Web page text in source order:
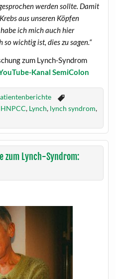
werden sollte. Damit
aus unseren Köpfen
ich mich auch hier
wichtig ist, dies zu sagen.“
zum Lynch-Syndrom
Kanal SemiColon
HNPCC, Lynch, lynch syndrom,
zum Lynch-Syndrom: